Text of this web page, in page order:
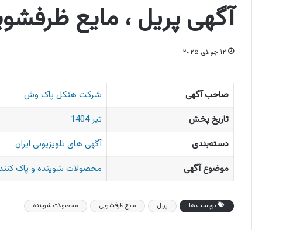
آگهی پریل ، مایع
۱۲ جولای ۲۰۲۵
صاحب آگهی
شرکت هنکل پاک وش
تاریخ پخش
تیر 1404
دسته‌بندی
آگهی های تلویزیونی ایران
موضوع آگهی
محصولات شوینده و پاک
برچسب ها پریل مایع ظرفشویی محصولات شوینده